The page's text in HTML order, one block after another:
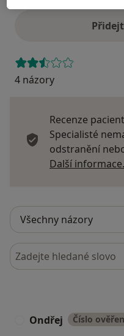
4 názory
Recenze
Specialisté
odstranění
Další informace.
Hledejte v názorech
Ondřej Číslo